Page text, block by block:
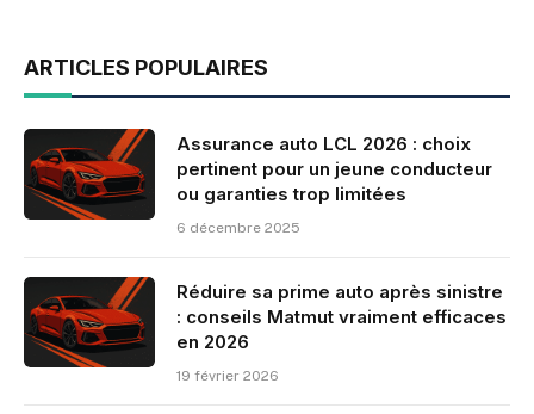
ARTICLES POPULAIRES
Assurance auto LCL 2026 : choix
pertinent pour un jeune conducteur
ou garanties trop limitées
6 décembre 2025
Réduire sa prime auto après sinistre
: conseils Matmut vraiment efficaces
en 2026
19 février 2026